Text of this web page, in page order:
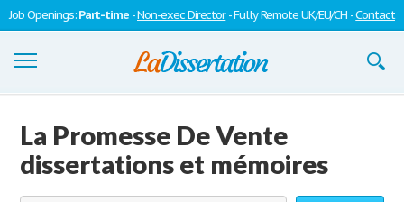
Job Openings:Part-time -Non-exec Director- Fully Remote UK/EU/CH -Contact
S'inscrire
Se connecter
La Promesse De Vente
dissertations et mémoires